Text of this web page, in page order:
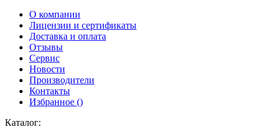
О компании
Лицензии и сертификаты
Доставка и оплата
Отзывы
Сервис
Новости
Производители
Контакты
Избранное ()
Каталог: